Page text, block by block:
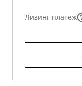
Лизинг платеж